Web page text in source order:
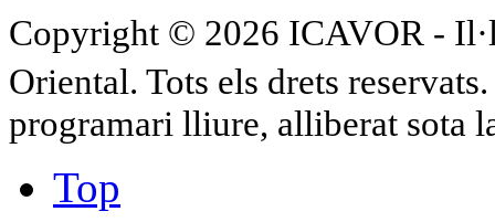
Copyright © 2026 ICAVOR -
Oriental. Tots els drets
programari lliure, alliberat sota
Top